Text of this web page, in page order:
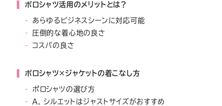
ツ
SADA
の
公
ツ
SADA
の
公
ツ
SADA
の
公
ツ
の
公
ツ
の
公
ポロシャツ活用のメリットとは？
あらゆるビジネスシーンに対応可能
圧倒的な着心地の良さ
コスパの良さ
ポロシャツ×ジャケットの着こなし方
ポロシャツの選び方
A. シルエットはジャストサイズがおすすめ